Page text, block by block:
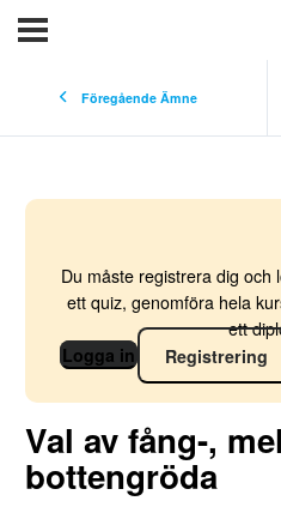
Föregående Ämne
Du måste registrera dig och
ett quiz, genomföra hela
ett
Logga in
Registrering
Val av fång-,
bottengröda